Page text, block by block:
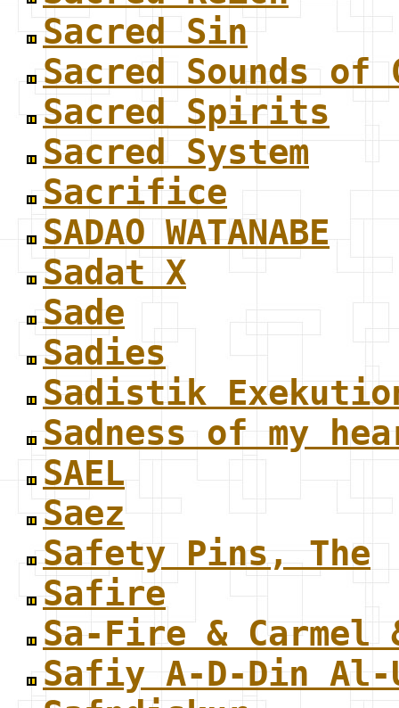
Sacred Sin
Sacred Sounds of
Sacred Spirits
Sacred System
Sacrifice
SADAO WATANABE
Sadat X
Sade
Sadies
Sadistik
Sadness of my
SAEL
Saez
Safety Pins, The
Safire
Sa-Fire & Carmel
Safiy A-D-Din Al-